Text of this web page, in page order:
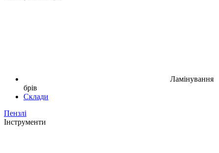
Ламінування
брів
Склади
Пензлі
Інструменти